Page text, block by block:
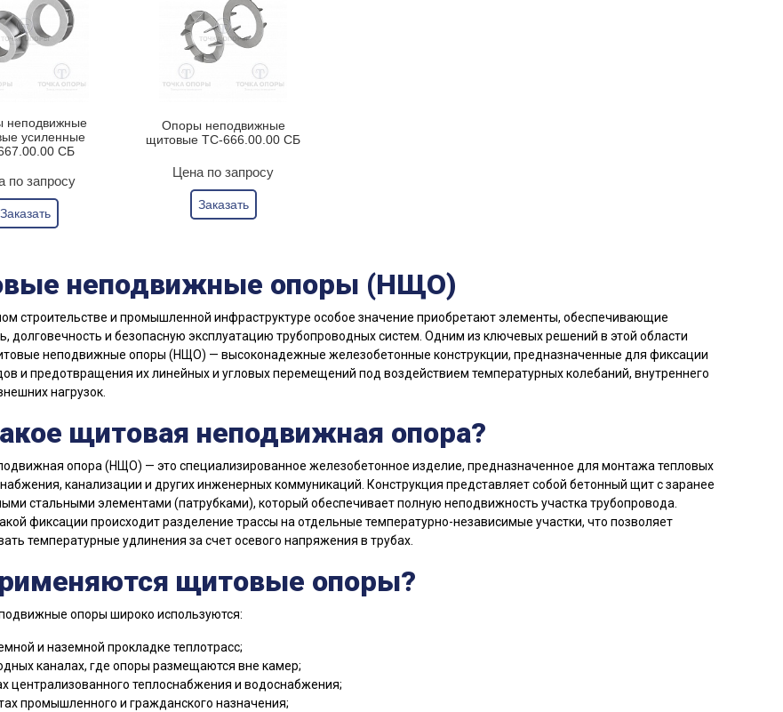
неподвижные
усиленные
СБ
по запросу
Заказать
Опоры неподвижные
щитовые ТС-666.00.00 СБ
Цена по запросу
Заказать
неподвижные опоры (НЩО)
строительстве и промышленной инфраструктуре особое значение приобретают элементы, обеспечивающие
долговечность и безопасную эксплуатацию трубопроводных систем. Одним из ключевых решений в этой области
неподвижные опоры (НЩО) — высоконадежные железобетонные конструкции, предназначенные для фиксации
и предотвращения их линейных и угловых перемещений под воздействием температурных колебаний, внутреннего
нагрузок.
щитовая неподвижная опора?
опора (НЩО) — это специализированное железобетонное изделие, предназначенное для монтажа тепловых
канализации и других инженерных коммуникаций. Конструкция представляет собой бетонный щит с заранее
стальными элементами (патрубками), который обеспечивает полную неподвижность участка трубопровода.
фиксации происходит разделение трассы на отдельные температурно-независимые участки, что позволяет
температурные удлинения за счет осевого напряжения в трубах.
щитовые опоры?
опоры широко используются:
и наземной прокладке теплотрасс;
каналах, где опоры размещаются вне камер;
централизованного теплоснабжения и водоснабжения;
промышленного и гражданского назначения;